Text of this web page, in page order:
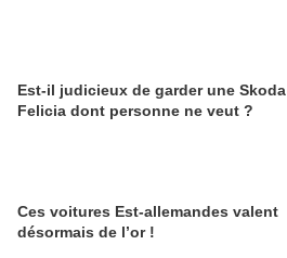
Est‑il judicieux de garder une Skoda
Felicia dont personne ne veut ?
Ces voitures Est-allemandes valent
désormais de l’or !